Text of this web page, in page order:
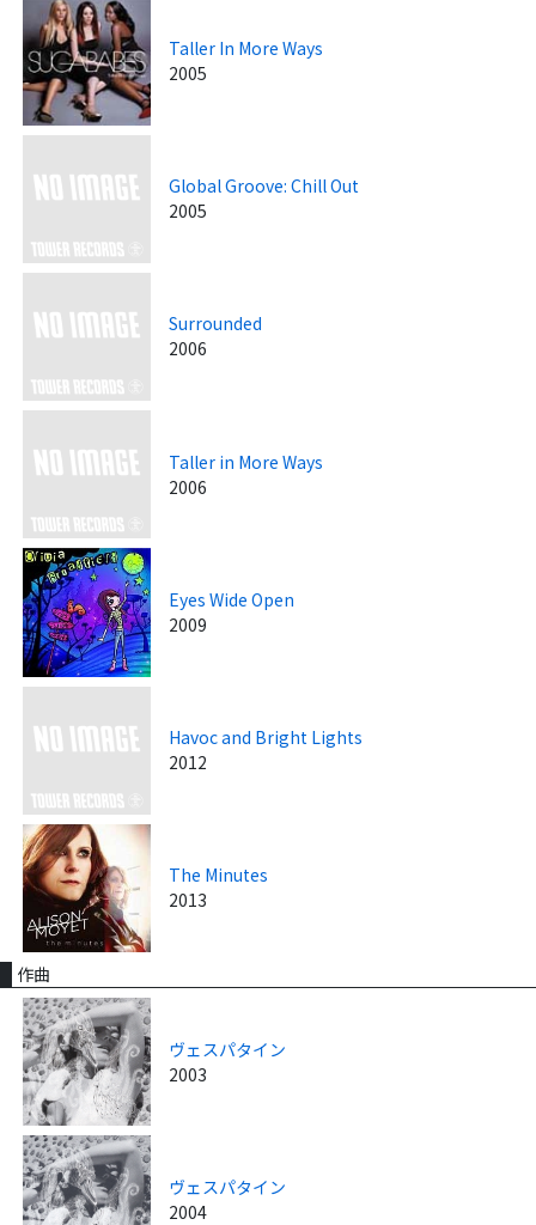
Taller In More Ways
2005
Global Groove: Chill Out
2005
Surrounded
2006
Taller in More Ways
2006
Eyes Wide Open
2009
Havoc and Bright Lights
2012
The Minutes
2013
作曲
ヴェスパタイン
2003
ヴェスパタイン
2004